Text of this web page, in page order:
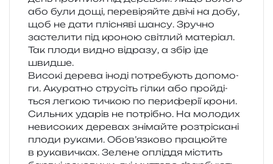
або були дощі, пере­ві­ряй­те двічі на добу,
щоб не дати плі­сня­ві шансу. Зручно
засте­ли­ти під кро­ною сві­тлий мате­рі­ал.
Так плоди видно від­ра­зу, а збір іде
швидше.
Високі дере­ва іноді потре­бу­ють допо­мо­
ги. Акуратно стру­сіть гілки або прой­ді­
ться лег­кою тичкою по пери­фе­рії крони.
Сильних уда­рів не потрі­бно. На моло­дих
неви­со­ких дере­вах зні­май­те роз­трі­ска­ні
плоди рука­ми. Обов’язково пра­цюй­те
в рука­ви­чках. Зелене оплі­д­дя містить